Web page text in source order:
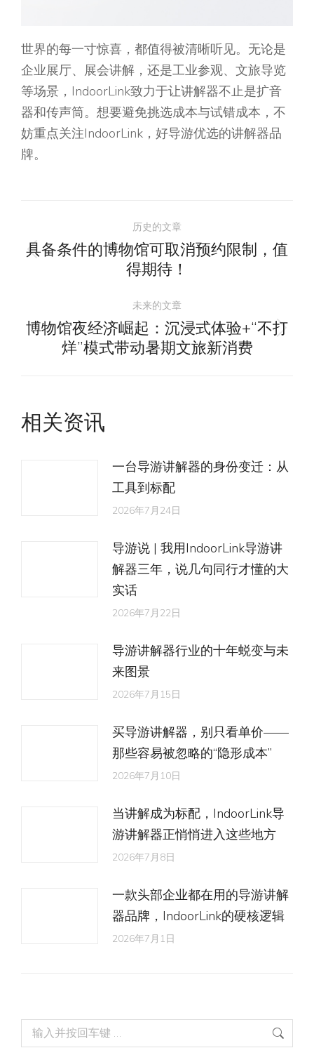
世界的每一寸惊喜，都值得被清晰听见。无论是
企业展厅、展会讲解，还是工业参观、文旅导览
等场景，IndoorLink致力于让讲解器不止是扩音
器和传声筒。想要避免挑选成本与试错成本，不
妨重点关注IndoorLink，好导游优选的讲解器品
牌。
章
航
历史的文章
历
史
的
文
章：
具备条件的博物馆可取消预约限制，值
得期待！
未来的文章
未
来
博物馆夜经济崛起：沉浸式体验+“不打
烊”模式带动暑期文旅新消费
相关资讯
一台导游讲解器的身份变迁：从
工具到标配
2026年7月24日
导游说 | 我用IndoorLink导游讲
解器三年，说几句同行才懂的大
实话
2026年7月22日
导游讲解器行业的十年蜕变与未
来图景
2026年7月15日
买导游讲解器，别只看单价——
那些容易被忽略的“隐形成本”
2026年7月10日
当讲解成为标配，IndoorLink导
游讲解器正悄悄进入这些地方
2026年7月8日
一款头部企业都在用的导游讲解
器品牌，IndoorLink的硬核逻辑
2026年7月1日
Search: